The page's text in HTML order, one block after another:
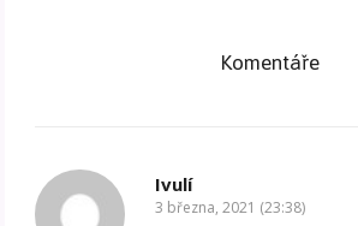
Komentáře
Ivulí
3 března, 2021 (23:38)